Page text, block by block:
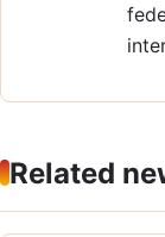
Related